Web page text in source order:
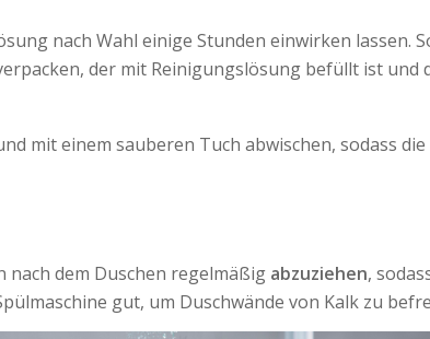
nach Wahl einige Stunden einwirken lassen.
der mit Reinigungslösung befüllt ist und
mit einem sauberen Tuch abwischen, sodass
nach dem Duschen regelmäßig abzuziehen,
gut, um Duschwände von Kalk zu